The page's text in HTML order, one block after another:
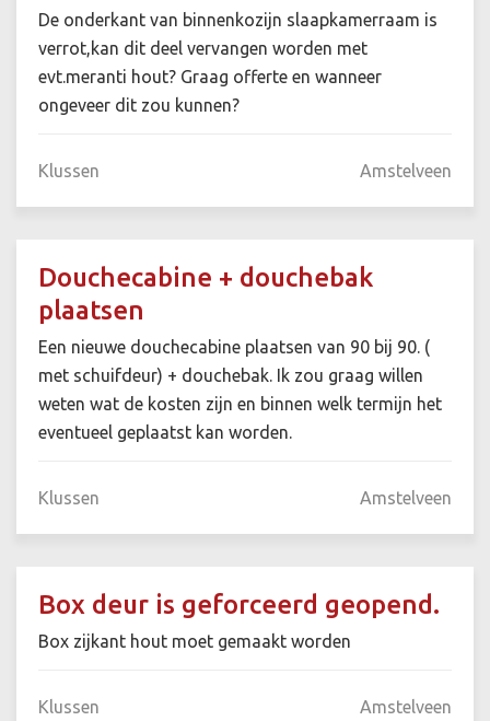
De onderkant van binnenkozijn slaapkamerraam is
verrot,kan dit deel vervangen worden met
evt.meranti hout? Graag offerte en wanneer
ongeveer dit zou kunnen?
Klussen Amstelveen
Douchecabine + douchebak
plaatsen
Een nieuwe douchecabine plaatsen van 90 bij 90. (
met schuifdeur) + douchebak. Ik zou graag willen
weten wat de kosten zijn en binnen welk termijn het
eventueel geplaatst kan worden.
Klussen Amstelveen
Box deur is geforceerd geopend.
Box zijkant hout moet gemaakt worden
Klussen Amstelveen